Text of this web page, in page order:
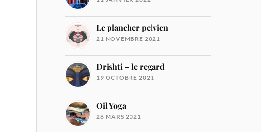
Le plancher pelvien
21 NOVEMBRE 2021
Drishti – le regard
19 OCTOBRE 2021
Oil Yoga
26 MARS 2021